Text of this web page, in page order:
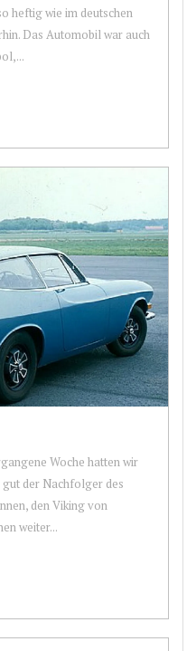
heftig wie im deutschen
Das Automobil war auch
Woche hatten wir
gut der Nachfolger des
den Viking von
weiter...